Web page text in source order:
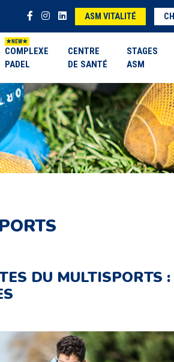
ASM VITALITÉ
COMPLEXE
PADEL
CENTRE
DE SANTÉ
STAGES
ASM
DU MULTISPORTS :